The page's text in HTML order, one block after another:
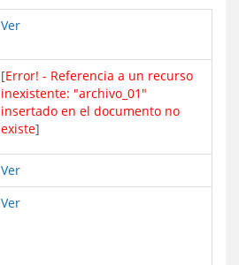
Ver
[Error! - Referencia a un recurso
inexistente: "archivo_01"
insertado en el documento no
existe]
Ver
Ver